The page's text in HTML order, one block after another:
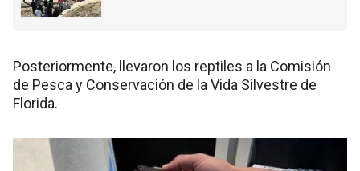
Posteriormente, llevaron los reptiles a la Comisión
de Pesca y Conservación de la Vida Silvestre de
Florida.